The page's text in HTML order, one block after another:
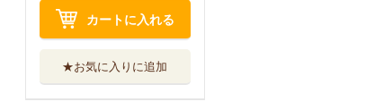
カートに入れる
★お気に入りに追加